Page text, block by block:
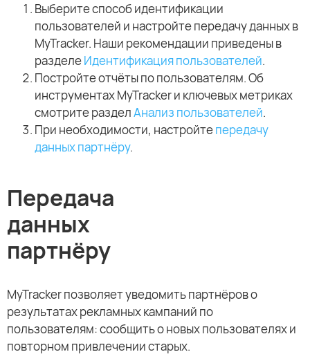
Выберите способ идентификации
пользователей и настройте передачу данных в
MyTracker. Наши рекомендации приведены в
разделеИдентификация пользователей.
Постройте отчёты по пользователям. Об
инструментах MyTracker и ключевых метриках
смотрите разделАнализ пользователей.
При необходимости, настройтепередачу
данных партнёру.
Передача
данных
партнёру
MyTracker позволяет уведомить партнёров о
результатах рекламных кампаний по
пользователям: сообщить о новых пользователях и
повторном привлечении старых.